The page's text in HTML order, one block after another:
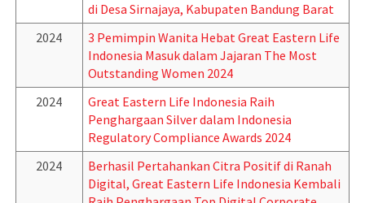
di Desa Sirnajaya, Kabupaten Bandung Barat
2024
3 Pemimpin Wanita Hebat Great Eastern Life
Indonesia Masuk dalam Jajaran The Most
Outstanding Women 2024
2024
Great Eastern Life Indonesia Raih
Penghargaan Silver dalam Indonesia
Regulatory Compliance Awards 2024
2024
Berhasil Pertahankan Citra Positif di Ranah
Digital, Great Eastern Life Indonesia Kembali